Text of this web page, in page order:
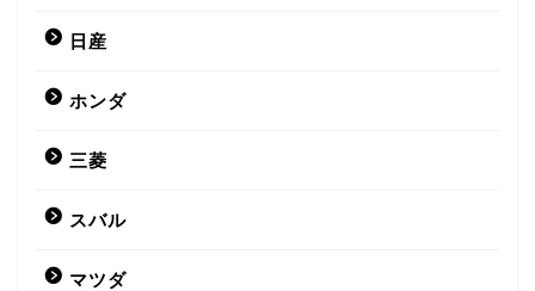
日産
ホンダ
三菱
スバル
マツダ